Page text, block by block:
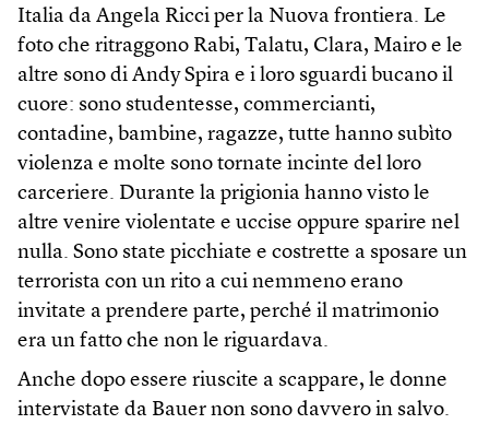
Italia da Angela Ricci per la Nuova frontiera. Le
foto che ritraggono Rabi, Talatu, Clara, Mairo e le
altre sono di Andy Spira e i loro sguardi bucano il
cuore: sono studentesse, commercianti,
contadine, bambine, ragazze, tutte hanno subìto
violenza e molte sono tornate incinte del loro
carceriere. Durante la prigionia hanno visto le
altre venire violentate e uccise oppure sparire nel
nulla. Sono state picchiate e costrette a sposare un
terrorista con un rito a cui nemmeno erano
invitate a prendere parte, perché il matrimonio
era un fatto che non le riguardava.
Anche dopo essere riuscite a scappare, le donne
intervistate da Bauer non sono davvero in salvo.